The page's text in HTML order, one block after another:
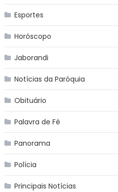
Esportes
Horóscopo
Jaborandi
Notícias da Paróquia
Obituário
Palavra de Fé
Panorama
Polícia
Principais Notícias